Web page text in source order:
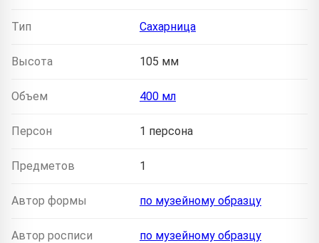
Тип Сахарница
Высота 105 мм
Объем 400 мл
Персон 1 персона
Предметов 1
Автор формы по музейному образцу
Автор росписи по музейному образцу